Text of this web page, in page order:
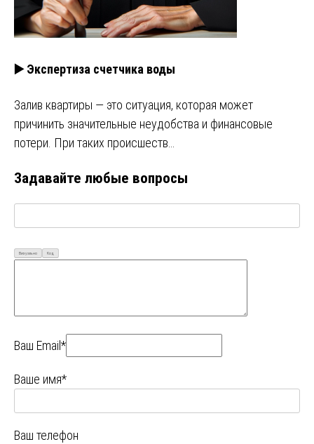
▶️ Экспертиза счетчика воды
Залив квартиры — это ситуация, которая может
причинить значительные неудобства и финансовые
потери. При таких происшеств…
Задавайте любые вопросы
Визуально Код
Ваш Email*
Ваше имя*
Ваш телефон